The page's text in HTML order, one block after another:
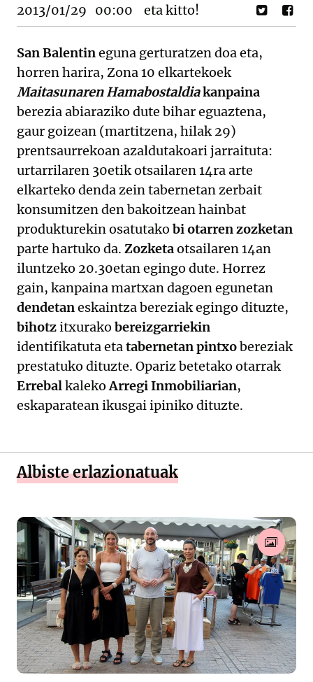
2013/01/29 00:00 eta kitto!
San Balentineguna gerturatzen doa eta,
horren harira, Zona 10 elkartekoek
Maitasunaren Hamabostaldiakanpaina
berezia abiaraziko dute bihar eguaztena,
gaur goizean (martitzena, hilak 29)
prentsaurrekoan azaldutakoari jarraituta:
urtarrilaren 30etik otsailaren 14ra arte
elkarteko denda zein tabernetan zerbait
konsumitzen den bakoitzean hainbat
produkturekin osatutako bi otarren zozketan
parte hartuko da. Zozketaotsailaren 14an
iluntzeko 20.30etan egingo dute. Horrez
gain, kanpaina martxan dagoen egunetan
dendetaneskaintza bereziak egingo dituzte,
bihotzitxurako bereizgarriekin
identifikatuta etatabernetan pintxobereziak
prestatuko dituzte. Opariz betetako otarrak
ErrebalkalekoArregi Inmobiliarian,
eskaparatean ikusgai ipiniko dituzte.
Albiste erlazionatuak